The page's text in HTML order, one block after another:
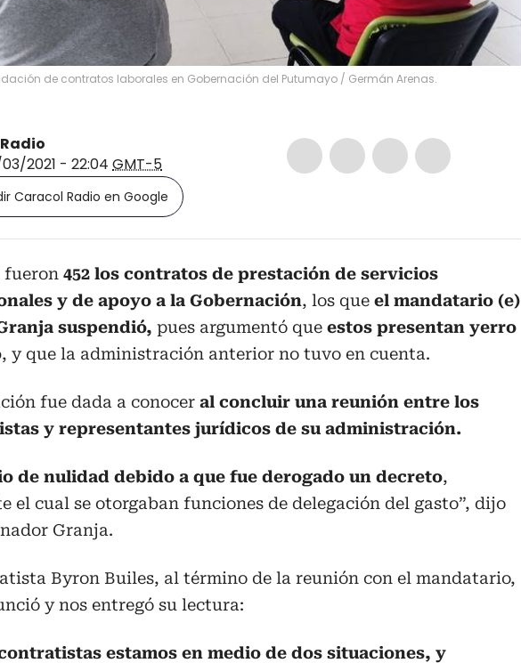
de contratos laborales en Gobernación del Putumayo / Germán Arenas.
03/2021 - 22:04 GMT-5
Caracol Radio en Google
fueron 452 los contratos de prestación de servicios
y de apoyo a la Gobernación, los que el mandatario (e)
suspendió, pues argumentó que estos presentan yerro
, y que la administración anterior no tuvo en cuenta.
fue dada a conocer al concluir una reunión entre los
y representantes jurídicos de su administración.
de nulidad debido a que fue derogado un decreto,
el cual se otorgaban funciones de delegación del gasto”, dijo
Granja.
Byron Builes, al término de la reunión con el mandatario,
y nos entregó su lectura:
estamos en medio de dos situaciones, y